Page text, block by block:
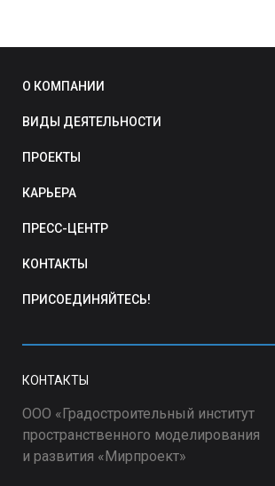
О КОМПАНИИ
ВИДЫ ДЕЯТЕЛЬНОСТИ
ПРОЕКТЫ
КАРЬЕРА
ПРЕСС-ЦЕНТР
КОНТАКТЫ
ПРИСОЕДИНЯЙТЕСЬ!
КОНТАКТЫ
ООО «Градостроительный институт
пространственного моделирования
и развития «Мирпроект»